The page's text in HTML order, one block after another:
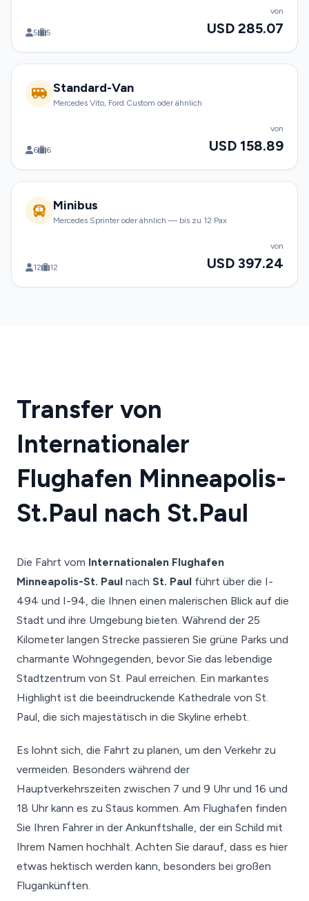
5 5
von
USD 285.07
Standard-Van
Mercedes Vito, Ford Custom oder ähnlich
6 6
von
USD 158.89
Minibus
Mercedes Sprinter oder ähnlich — bis zu 12 Pax
12 12
von
USD 397.24
Transfer von
Internationaler
Flughafen Minneapolis-
St.Paul nach St.Paul
Die Fahrt vom Internationalen Flughafen
Minneapolis-St. Paul nach St. Paul führt über die I-
494 und I-94, die Ihnen einen malerischen Blick auf die
Stadt und ihre Umgebung bieten. Während der 25
Kilometer langen Strecke passieren Sie grüne Parks und
charmante Wohngegenden, bevor Sie das lebendige
Stadtzentrum von St. Paul erreichen. Ein markantes
Highlight ist die beeindruckende Kathedrale von St.
Paul, die sich majestätisch in die Skyline erhebt.
Es lohnt sich, die Fahrt zu planen, um den Verkehr zu
vermeiden. Besonders während der
Hauptverkehrszeiten zwischen 7 und 9 Uhr und 16 und
18 Uhr kann es zu Staus kommen. Am Flughafen finden
Sie Ihren Fahrer in der Ankunftshalle, der ein Schild mit
Ihrem Namen hochhält. Achten Sie darauf, dass es hier
etwas hektisch werden kann, besonders bei großen
Flugankünften.